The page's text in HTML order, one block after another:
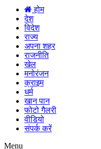
होम
देश
विदेश
राज्य
अपना शहर
राजनीति
खेल
मनोरंजन
क्राइम
धर्म
खान पान
फोटो गैलरी
वीडियो
संपर्क करें
Menu